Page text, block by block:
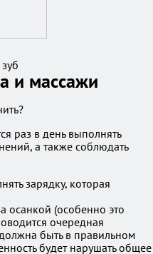
и массажи
раз в день выполнять
а также соблюдать
зарядку, которая
осанкой (особенно это
очередная
быть в правильном
будет нарушать общее